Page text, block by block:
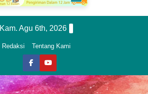
Kam. Agu 6th, 2026
Redaksi Tentang Kami